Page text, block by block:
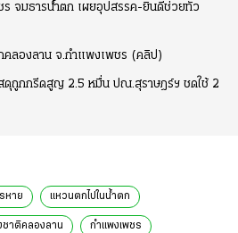
ร จมธารน้ำตก เผยอุปสรรค-ยินดีช่วยทั่ว
คลองลาน จ.กำแพงเพชร (คลิป)
ดุถูกกรีดสูญ 2.5 หมื่น ปณ.สุราษฎร์ฯ ชดใช้ 2
หาย แหวนตกไปในน้ำตก
ชาติคลองลาน กำแพงเพชร